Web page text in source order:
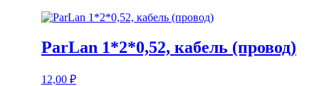
ParLan 1*2*0,52, кабель (провод)
12,00 ₽